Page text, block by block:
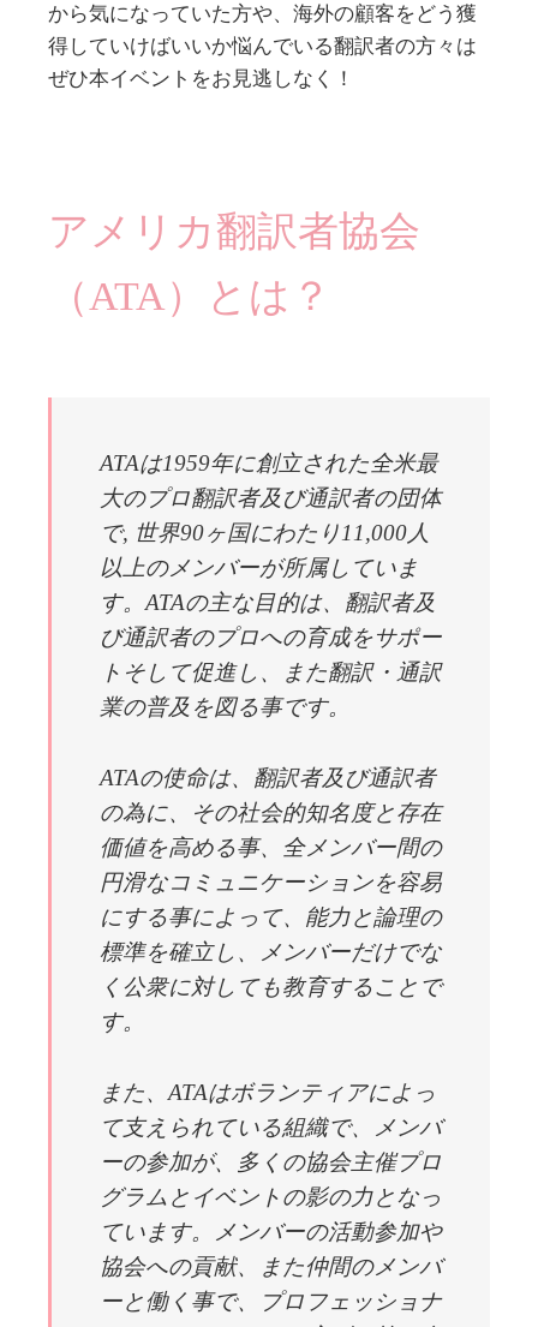
から気になっていた方や、海外の顧客をどう獲
得していけばいいか悩んでいる翻訳者の方々は
ぜひ本イベントをお見逃しなく！
アメリカ翻訳者協会
（ATA）とは？
ATAは1959年に創立された全米最
大のプロ翻訳者及び通訳者の団体
で, 世界90ヶ国にわたり11,000人
以上のメンバーが所属していま
す。ATAの主な目的は、翻訳者及
び通訳者のプロへの育成をサポー
トそして促進し、また翻訳・通訳
業の普及を図る事です。
ATAの使命は、翻訳者及び通訳者
の為に、その社会的知名度と存在
価値を高める事、全メンバー間の
円滑なコミュニケーションを容易
にする事によって、能力と論理の
標準を確立し、メンバーだけでな
く公衆に対しても教育することで
す。
また、ATAはボランティアによっ
て支えられている組織で、メンバ
ーの参加が、多くの協会主催プロ
グラムとイベントの影の力となっ
ています。メンバーの活動参加や
協会への貢献、また仲間のメンバ
ーと働く事で、プロフェッショナ